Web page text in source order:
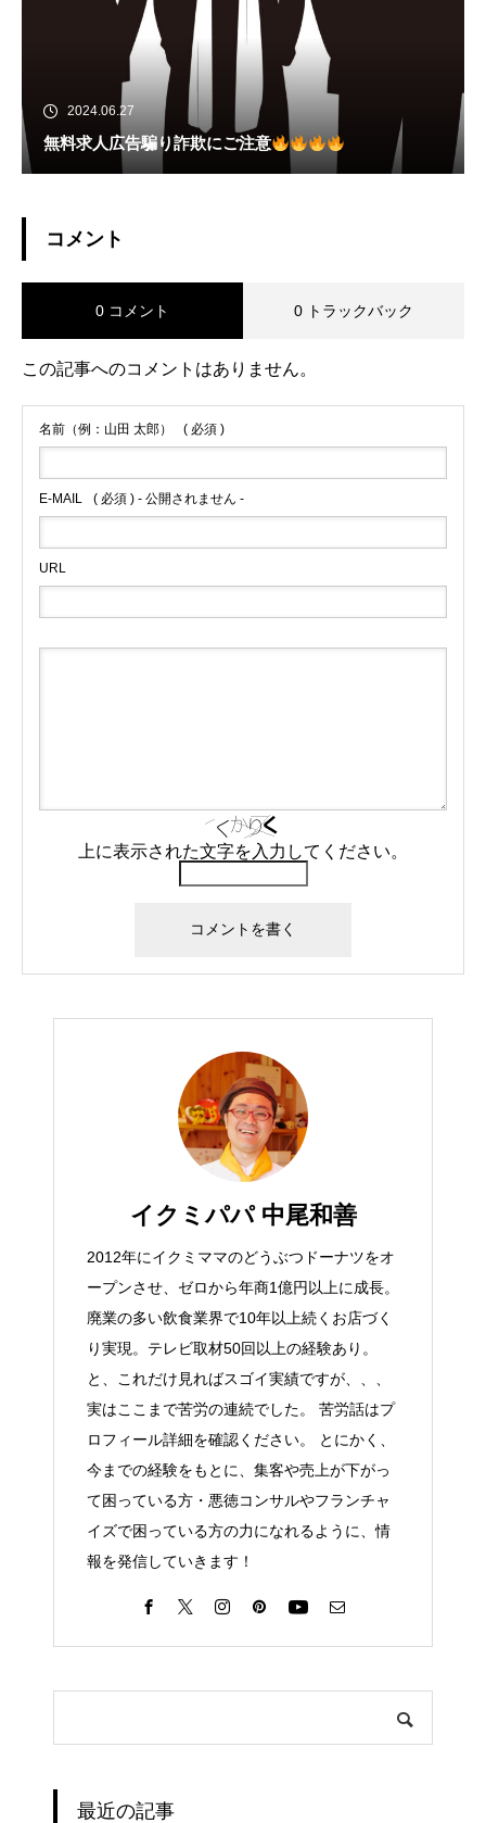
2024.06.27
無料求人広告騙り詐欺にご注意
コメント
0 コメント 0 トラックバック
この記事へのコメントはありません。
名前（例：山田 太郎） ( 必須 )
E-MAIL ( 必須 ) - 公開されません -
URL
上に表示された文字を入力してください。
イクミパパ 中尾和善
2012年にイクミママのどうぶつドーナツをオ
ープンさせ、ゼロから年商1億円以上に成長。
廃業の多い飲食業界で10年以上続くお店づく
り実現。テレビ取材50回以上の経験あり。
と、これだけ見ればスゴイ実績ですが、、、
実はここまで苦労の連続でした。 苦労話はプ
ロフィール詳細を確認ください。 とにかく、
今までの経験をもとに、集客や売上が下がっ
て困っている方・悪徳コンサルやフランチャ
イズで困っている方の力になれるように、情
報を発信していきます！
最近の記事